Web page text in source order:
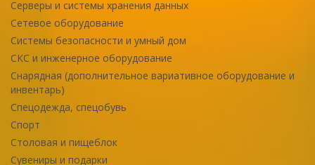
Серверы и системы хранения данных
Сетевое оборудование
Системы безопасности и умный дом
СКС и инженерное оборудование
Снарядная (дополнительное вариативное оборудование и
инвентарь)
Спецодежда, спецобувь
Спорт
Столовая и пищеблок
Сувениры и подарки